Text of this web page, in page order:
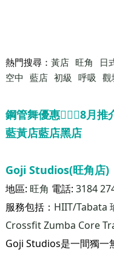
熱門搜尋： 黃店 旺角 日
空中 藍店 初級 呼吸 觀
鋼管舞優惠🧘🏻‍♀️8月
藍黃店藍店黑店
Goji Studios(旺角店)
地區: 旺角 電話: 3184
服務包括： HIIT/Tabata
CrossfitZumba Core